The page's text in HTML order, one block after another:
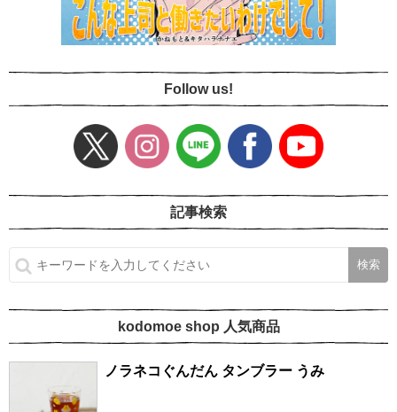
Follow us!
記事検索
kodomoe shop 人気商品
ノラネコぐんだん タンブラー うみ